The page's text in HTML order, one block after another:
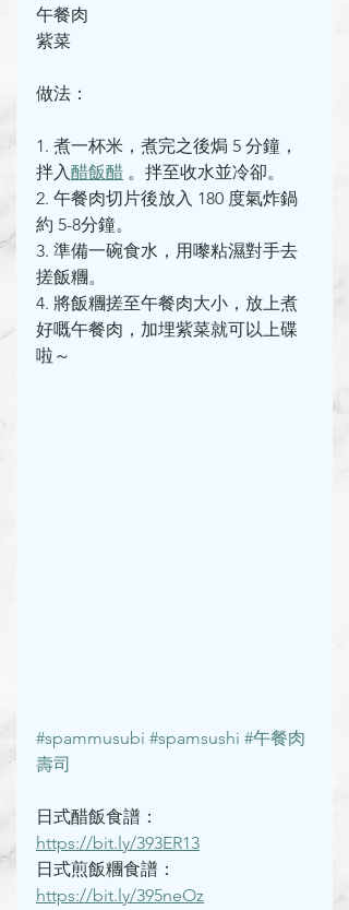
午餐肉
紫菜
做法：
1. 煮一杯米，煮完之後焗 5 分鐘，
拌入醋飯醋 。拌至收水並冷卻。
2. 午餐肉切片後放入 180 度氣炸鍋
約 5-8分鐘。
3. 準備一碗食水，用嚟粘濕對手去
搓飯糰。
4. 將飯糰搓至午餐肉大小，放上煮
好嘅午餐肉，加埋紫菜就可以上碟
啦～
#spammusubi #spamsushi #午餐肉
壽司
日式醋飯食譜：
https://bit.ly/393ER13
日式煎飯糰食譜：
https://bit.ly/395neOz